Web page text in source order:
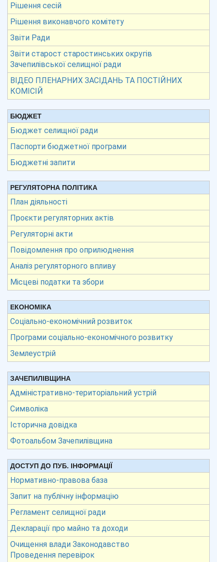
Рішення сесій
Рішення виконавчого комітету
Звіти Ради
Звіти старост старостинських округів
Зачепилівської селищної ради
ВІДЕО ПЛЕНАРНИХ ЗАСІДАНЬ ТА ПОСТІЙНИХ
КОМІСІЙ
БЮДЖЕТ
Бюджет селищної ради
Паспорти бюджетної програми
Бюджетні запити
РЕГУЛЯТОРНА ПОЛІТИКА
План діяльності
Проєкти регуляторних актів
Регуляторні акти
Повідомлення про оприлюднення
Аналіз регуляторного впливу
Місцеві податки та збори
ЕКОНОМІКА
Соціально-економічний розвиток
Програми соціально-економічного розвитку
Землеустрій
ЗАЧЕПИЛІВЩИНА
Адміністративно-територіальний устрій
Символіка
Історична довідка
Фотоальбом Зачепилівщина
ДОСТУП ДО ПУБ. ІНФОРМАЦІЇ
Нормативно-правова база
Запит на публічну інформацію
Регламент селищної ради
Декларації про майно та доходи
Очищення влади Законодавство
Проведення перевірок